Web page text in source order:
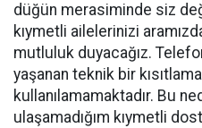
düğün merasiminde siz
kıymetli ailelerinizi
mutluluk duyacağız.
yaşanan teknik bir
kullanılamamaktadır. Bu
ulaşamadığım kıymetli